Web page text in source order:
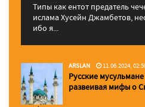
Типы как ентот предатель
ислама Хусейн Джамбетов,
ибо я...
ARSLAN 11.06.2024,
Русские
pазвеивая мифы о